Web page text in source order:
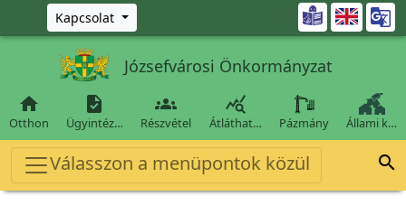
Ugrás a fő tartalomra
Kapcsolat 
Józsefvárosi Önkormányzat

Otthon

Ügyintéz…

Részvétel

Átláthat… Pázmány Állami k…
Válasszon a menüpontok közül 